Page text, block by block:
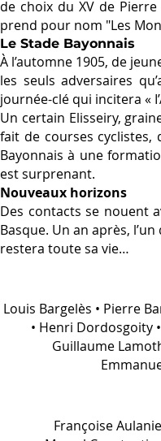
de choix du XV de
prend pour nom "Les
Le Stade Bayonnais
À l’automne 1905, de
les seuls adversaires
journée-clé qui incitera «
Un certain Elisseiry,
fait de courses cyclistes,
Bayonnais à une
est surprenant.
Nouveaux horizons
Des contacts se nouent
Basque. Un an après,
restera toute sa vie…
Louis Bargelès • Pierre
• Henri Dordosgoity
Guillaume
Françoise